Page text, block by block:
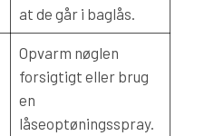
at de går i baglås.
Opvarm nøglen
forsigtigt eller brug
en
låseoptøningsspray.